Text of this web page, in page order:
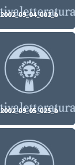
2002_09_04_002_b
2002_09_05_025_b